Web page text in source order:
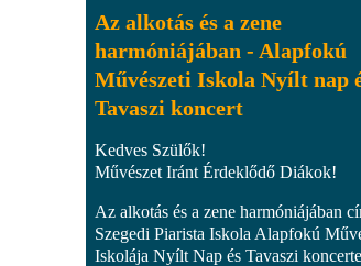
Az alkotás és a zene
harmóniájában - Alapfokú
Művészeti Iskola Nyílt nap
Tavaszi koncert
Kedves Szülők!
Művészet Iránt Érdeklődő Diákok!
Az alkotás és a zene harmóniájában
Szegedi Piarista Iskola Alapfokú
Iskolája Nyílt Nap és Tavaszi